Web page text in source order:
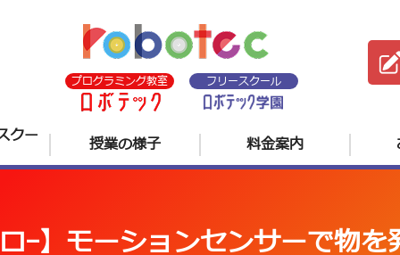
プログラミング教室 フリースクール
クー 授業の様子 料金案内
ｰ】モーションセンサーで物